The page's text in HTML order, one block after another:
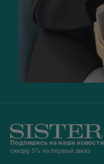
Подпишись на наши новости
скидку 5% на первый заказ